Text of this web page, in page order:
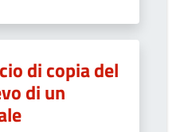
di copia del
di un